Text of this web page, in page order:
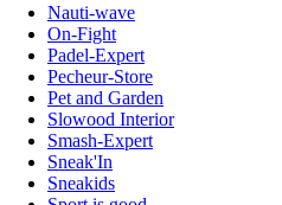
Nauti-wave
On-Fight
Padel-Expert
Pecheur-Store
Pet and Garden
Slowood Interior
Smash-Expert
Sneak'In
Sneakids